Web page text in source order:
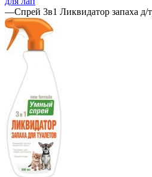
—Спрей 3в1 Ликвидатор запаха д/